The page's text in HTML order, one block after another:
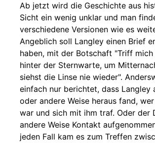
Ab jetzt wird die Geschichte aus
Sicht ein wenig unklar und man
verschiedene Versionen wie es
Angeblich soll Langley einen Brief
haben, mit der Botschaft "Triff mich
hinter der Sternwarte, um
siehst die Linse nie wieder".
einfach nur berichtet, dass Langley
oder andere Weise heraus fand,
war und sich mit ihm traf. Oder der
andere Weise Kontakt
jeden Fall kam es zum Treffen